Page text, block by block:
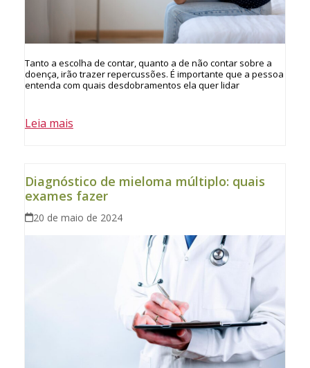
Tanto a escolha de contar, quanto a de não contar sobre a
doença, irão trazer repercussões. É importante que a pessoa
entenda com quais desdobramentos ela quer lidar
Leia mais
Diagnóstico de mieloma múltiplo: quais
exames fazer
20 de maio de 2024